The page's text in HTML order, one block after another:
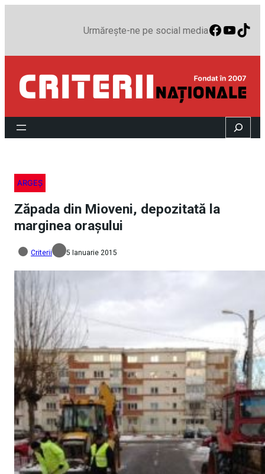
Urmărește-ne pe social media
Search
ARGEȘ
Zăpada din Mioveni, depozitată la
marginea oraşului
Criterii 5 Ianuarie 2015